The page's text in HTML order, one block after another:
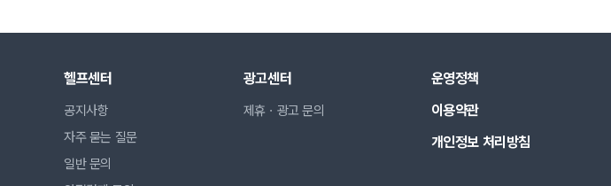
헬프센터
공지사항
자주 묻는 질문
일반 문의
광고센터
제휴ㆍ광고 문의
운영정책
이용약관
개인정보 처리방침